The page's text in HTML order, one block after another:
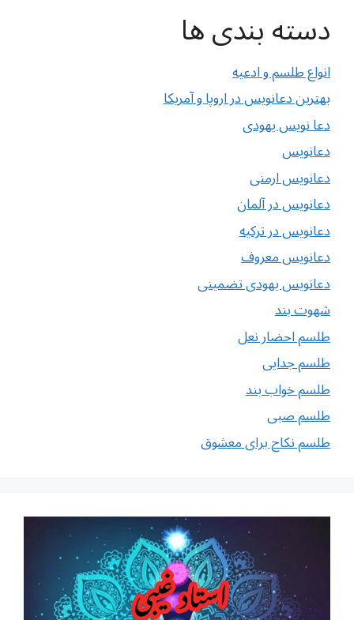
دسته بندی ها
انواع طلسم و ادعیه
بهترین دعانویس در اروپا و آمریکا
دعا نویس یهودی
دعانویس
دعانویس ارمنی
دعانویس در آلمان
دعانویس در ترکیه
دعانویس معروف
دعانویس یهودی تضمینی
شهوت بند
طلسم احضار نعل
طلسم جدایی
طلسم خواب بند
طلسم صبی
طلسم نکاح برای معشوق